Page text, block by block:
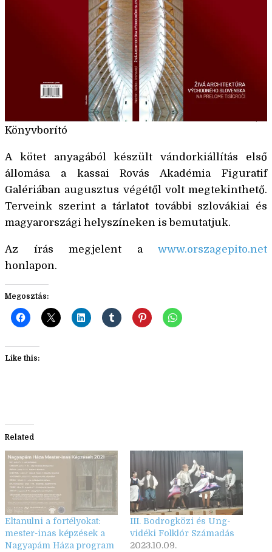
Könyvborító
A kötet anyagából készült vándorkiállítás első
állomása a kassai Rovás Akadémia Figuratif
Galériában augusztus végétől volt megtekinthető.
Terveink szerint a tárlatot további szlovákiai és
magyarországi helyszíneken is bemutatjuk.
Az írás megjelent a www.orszagepito.net
honlapon.
Megosztás:
Like this:
Related
Eltanulni a fortélyokat:
mester-inas képzések a
Nagyapám Háza program
III. Bodrogközi és Ung-
vidéki Folklór Számadás
2023.10.09.